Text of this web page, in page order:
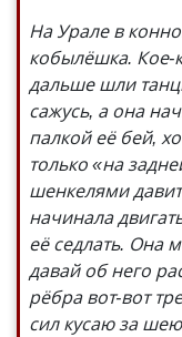
На Урале в
кобылёшка. Кое-
дальше шли
сажусь, а она
палкой её бей,
только «на
шенкелями
начинала
её седлать. Она
давай об него
рёбра вот-вот
сил кусаю за